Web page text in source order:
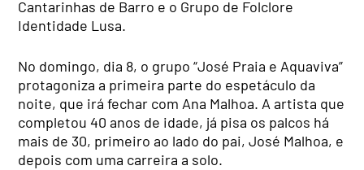
Cantarinhas de Barro e o Grupo de Folclore
Identidade Lusa.
No domingo, dia 8, o grupo “José Praia e Aquaviva”
protagoniza a primeira parte do espetáculo da
noite, que irá fechar com Ana Malhoa. A artista que
completou 40 anos de idade, já pisa os palcos há
mais de 30, primeiro ao lado do pai, José Malhoa, e
depois com uma carreira a solo.